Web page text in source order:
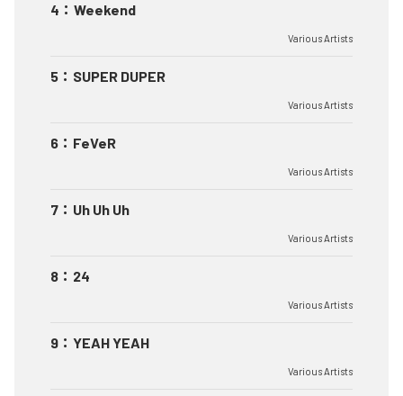
4 ： Weekend
Various Artists
5 ： SUPER DUPER
Various Artists
6 ： FeVeR
Various Artists
7 ： Uh Uh Uh
Various Artists
8 ： 24
Various Artists
9 ： YEAH YEAH
Various Artists